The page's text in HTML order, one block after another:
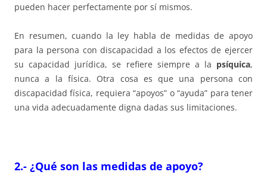
pueden hacer perfectamente por sí mismos.
En resumen, cuando la ley habla de medidas de apoyo
para la persona con discapacidad a los efectos de ejercer
su capacidad jurídica, se refiere siempre a la psíquica,
nunca a la física. Otra cosa es que una persona con
discapacidad física, requiera “apoyos” o “ayuda” para tener
una vida adecuadamente digna dadas sus limitaciones.
2.- ¿Qué son las medidas de apoyo?